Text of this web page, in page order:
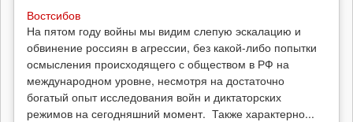
Востсибов
На пятом году войны мы видим слепую эскалацию и
обвинение россиян в агрессии, без какой-либо попытки
осмысления происходящего с обществом в РФ на
международном уровне, несмотря на достаточно
богатый опыт исследования войн и диктаторских
режимов на сегодняшний момент. Также характерно...